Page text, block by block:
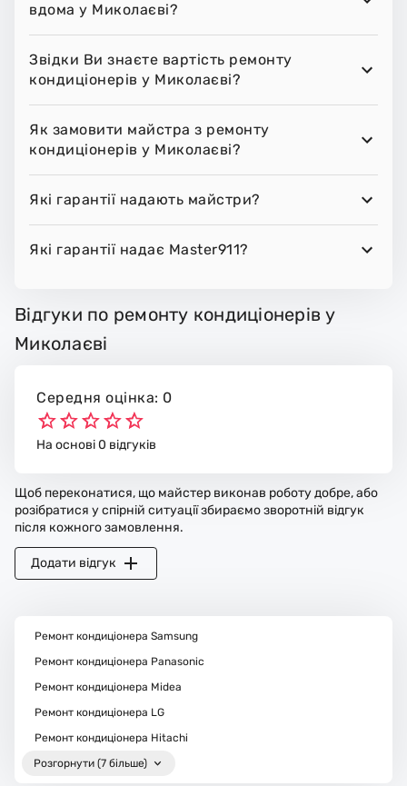
вдома у Миколаєві?
Звідки Ви знаєте вартість ремонту
кондиціонерів у Миколаєві?
Як замовити майстра з ремонту
кондиціонерів у Миколаєві?
Які гарантії надають майстри?
Які гарантії надає Master911?
Відгуки по ремонту кондиціонерів у
Миколаєві
Середня оцінка: 0
На основі 0 відгуків
Щоб переконатися, що майстер виконав роботу добре, або
розібратися у спірній ситуації збираємо зворотній відгук
після кожного замовлення.
Додати відгук
Ремонт кондиціонера Samsung
Ремонт кондиціонера Panasonic
Ремонт кондиціонера Midea
Ремонт кондиціонера LG
Ремонт кондиціонера Hitachi
Розгорнути (7 більше)